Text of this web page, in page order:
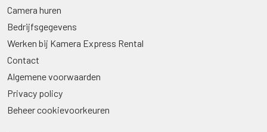
Camera huren
Bedrijfsgegevens
Werken bij Kamera Express Rental
Contact
Algemene voorwaarden
Privacy policy
Beheer cookievoorkeuren